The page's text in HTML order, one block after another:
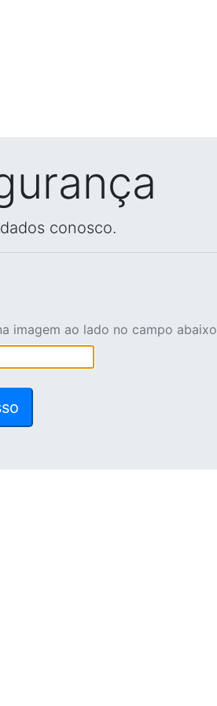
conosco.
imagem ao lado no campo abaixo